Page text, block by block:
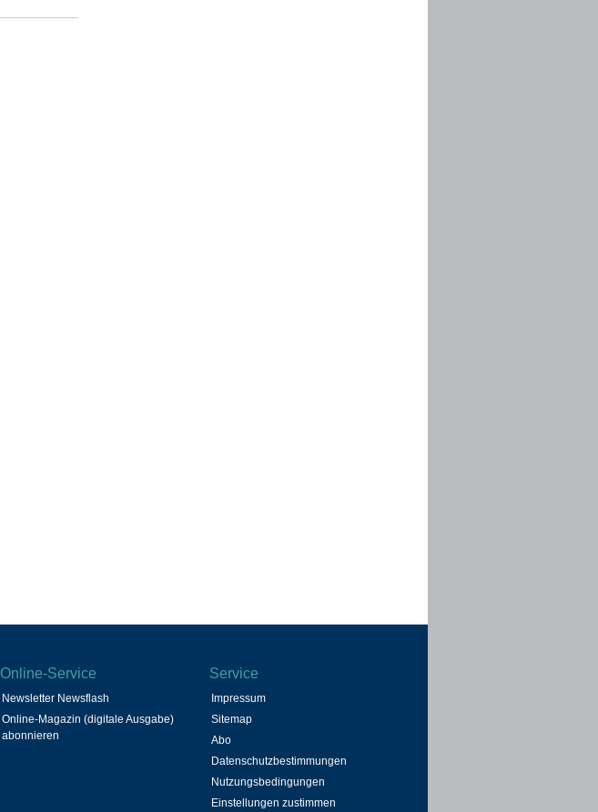
Online-Service
Newsletter Newsflash
Online-Magazin (digitale Ausgabe)
abonnieren
Service
Impressum
Sitemap
Abo
Datenschutzbestimmungen
Nutzungsbedingungen
Einstellungen zustimmen